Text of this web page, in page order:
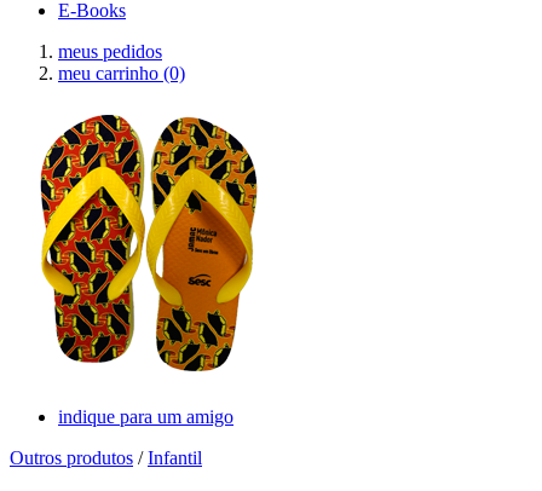
E-Books
meus pedidos
meu carrinho (0)
indique para um amigo
Outros produtos /Infantil